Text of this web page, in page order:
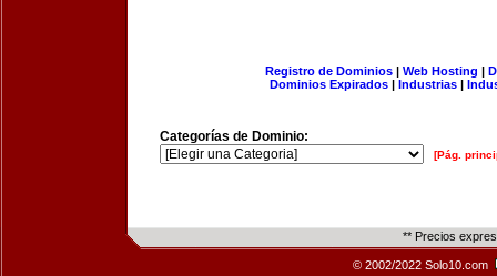
Registro de Dominios| Web Hosting |
Dominios Expirados | Industrias |
Categorías de Dominio:
[Pág.
** Precios
© 2002/2022 Solo10.com